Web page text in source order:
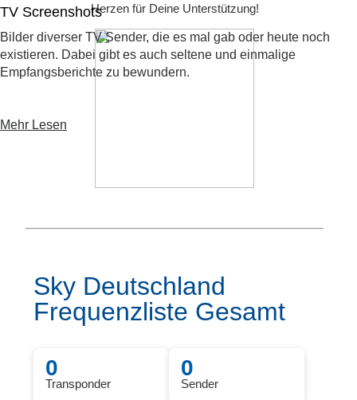
TV Screenshots
Bilder diverser TV Sender, die es mal gab oder heute noch
existieren. Dabei gibt es auch seltene und einmalige
Empfangsberichte zu bewundern.
Mehr Lesen
Herzen für Deine Unterstützung!
Sky Deutschland
Frequenzliste Gesamt
0
Transponder
0
Sender